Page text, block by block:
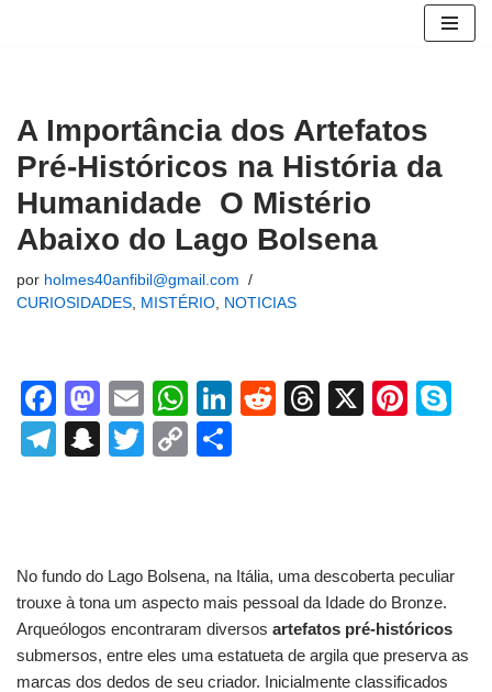
conteúdo
A Importância dos Artefatos
Pré-Históricos na História da
Humanidade O Mistério
Abaixo do Lago Bolsena
por holmes40anfibil@gmail.com
CURIOSIDADES, MISTÉRIO, NOTICIAS
F
a
c
o
o
k
M
a
st
o
n
E
m
ail
W
h
at
p
p
Li
n
R
T
s
X
Pi
T
a
m
S
c
h
at
T
C
Li
n
k
No fundo do Lago Bolsena, na Itália, uma descoberta peculiar
trouxe à tona um aspecto mais pessoal da Idade do Bronze.
Arqueólogos encontraram diversos artefatos pré-históricos
submersos, entre eles uma estatueta de argila que preserva as
marcas dos dedos de seu criador. Inicialmente classificados